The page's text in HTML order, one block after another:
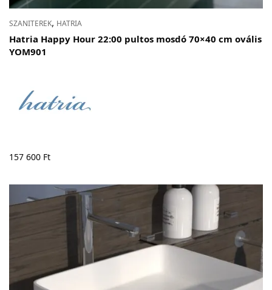
SZANITEREK, HATRIA
Hatria Happy Hour 22:00 pultos mosdó 70×40 cm ovális
YOM901
157 600 Ft